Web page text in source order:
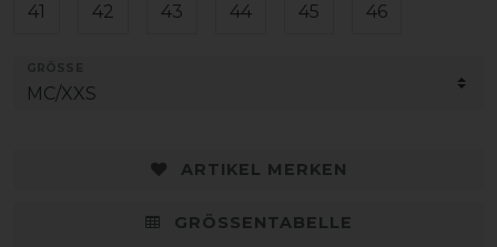
41 42 43 44 45 46
ARTIKEL MERKEN
GRÖSSENTABELLE